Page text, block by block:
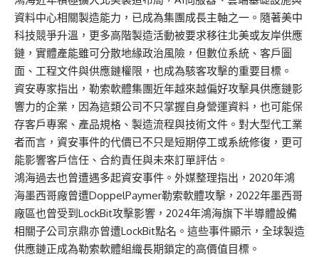
資料中心相關製造能力，已成為集團成長主軸之一。隨著美中
科技競爭升溫，更多高階製造活動被要求移往北美或友岸供應
鏈，實體產能雖可分散地緣政治風險，但數位系統、客戶圖
面、工程文件與供應鏈權限，也成為駭客攻擊的重要目標。
資安專家指出，勒索軟體集團近年越來越偏好攻擊具供應鏈影
響力的企業，因為這類公司不只掌握自身營運資料，也可能保
存客戶專案、產品規格、製造流程與技術文件。對大型代工業
者而言，資安事件的代價已不只是短期停工或系統修復，更可
能影響客戶信任、合約責任與未來訂單評估。
鴻海過去也曾遭遇多起資安事件。外媒整理指出，2020年鴻
海墨西哥廠曾遭DoppelPaymer勒索軟體攻擊，2022年墨西哥
廠區也曾受到LockBit攻擊影響，2024年鴻海旗下半導體設備
相關子公司京鼎亦曾遭LockBit點名。這些事件顯示，全球製造
供應鏈正成為勒索軟體組織長期鎖定的高價值目標。